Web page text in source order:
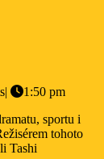
|
1:50 pm
tohoto
Tashi